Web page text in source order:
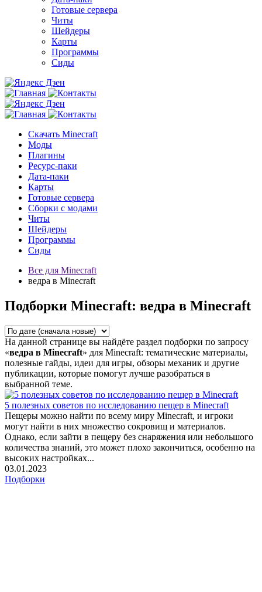
Готовые сервера
Читы
Шейдеры
Карты
Программы
Сиды
Скачать Minecraft
Моды
Плагины
Ресурс-паки
Дата-паки
Карты
Готовые сервера
Сборки с модами
Читы
Шейдеры
Программы
Сиды
Все для Minecraft
ведра в Minecraft
Подборки Minecraft: ведра в Minecraft
На данной странице вы найдёте раздел подборки по запросу
«ведра в Minecraft» для Minecraft: тематические материалы,
полезные гайды, идеи для игры, обзоры механик и другие
публикации, которые помогут лучше разобраться в
выбранной теме.
5 полезных советов по исследованию пещер в Minecraft
Пещеры можно найти по всему миру Minecraft, и игроки
могут найти в них множество сокровищ и материалов.
Однако, если зайти в пещеру без снаряжения или небольшого
количества знаний, это может плохо закончиться, особенно на
высоких настройках...
03.01.2023
Подборки